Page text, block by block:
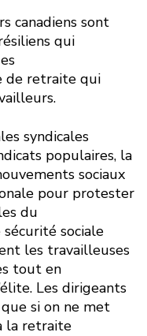
canadiens sont
qui
de retraite qui
syndicales
populaires, la
sociaux
pour protester
du
sociale
les travailleuses
tout en
Les dirigeants
si on ne met
la retraite